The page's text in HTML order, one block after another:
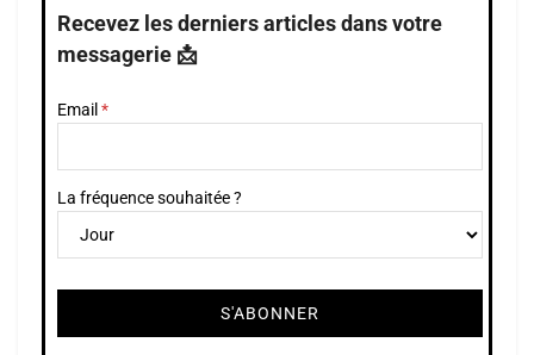
Recevez les derniers articles dans votre
messagerie 📩
Email
La fréquence souhaitée ?